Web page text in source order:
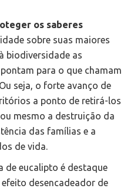
os saberes
sobre suas maiores
biodiversidade as
para o que chamam
seja, o forte avanço de
a ponto de retirá-los
mesmo a destruição da
das famílias e a
de vida.
de eucalipto é destaque
desencadeador de